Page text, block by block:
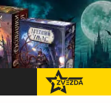
перейти на Zvezda